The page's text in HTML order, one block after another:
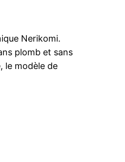
Nerikomi.
plomb et sans
le modèle de